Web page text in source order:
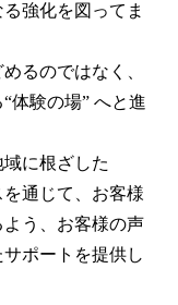
強化を図ってま
るのではなく、
体験の場” へと進
域に根ざした
を通じて、お客様
う、お客様の声
ポートを提供し